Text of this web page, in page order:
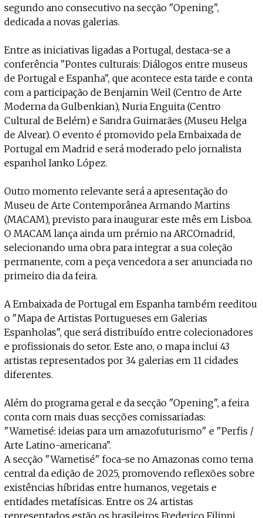
segundo ano consecutivo na secção "Opening",
dedicada a novas galerias.
Entre as iniciativas ligadas a Portugal, destaca-se a
conferência "Pontes culturais: Diálogos entre museus
de Portugal e Espanha", que acontece esta tarde e conta
com a participação de Benjamin Weil (Centro de Arte
Moderna da Gulbenkian), Nuria Enguita (Centro
Cultural de Belém) e Sandra Guimarães (Museu Helga
de Alvear). O evento é promovido pela Embaixada de
Portugal em Madrid e será moderado pelo jornalista
espanhol Ianko López.
Outro momento relevante será a apresentação do
Museu de Arte Contemporânea Armando Martins
(MACAM), previsto para inaugurar este mês em Lisboa.
O MACAM lança ainda um prémio na ARCOmadrid,
selecionando uma obra para integrar a sua coleção
permanente, com a peça vencedora a ser anunciada no
primeiro dia da feira.
A Embaixada de Portugal em Espanha também reeditou
o "Mapa de Artistas Portugueses em Galerias
Espanholas", que será distribuído entre colecionadores
e profissionais do setor. Este ano, o mapa inclui 43
artistas representados por 34 galerias em 11 cidades
diferentes.
Além do programa geral e da secção "Opening", a feira
conta com mais duas secções comissariadas:
"Wametisé: ideias para um amazofuturismo" e "Perfis /
Arte Latino-americana".
A secção "Wametisé" foca-se no Amazonas como tema
central da edição de 2025, promovendo reflexões sobre
existências híbridas entre humanos, vegetais e
entidades metafísicas. Entre os 24 artistas
representados estão os brasileiros Frederico Filippi,